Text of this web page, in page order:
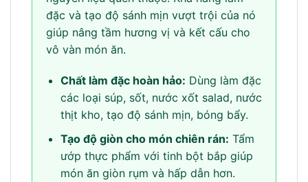
đặc và tạo độ sánh mịn vượt trội của nó
giúp nâng tầm hương vị và kết cấu cho
vô vàn món ăn.
Chất làm đặc hoàn hảo: Dùng làm đặc
các loại súp, sốt, nước xốt salad, nước
thịt kho, tạo độ sánh mịn, bóng bẩy.
Tạo độ giòn cho món chiên rán: Tẩm
ướp thực phẩm với tinh bột bắp giúp
món ăn giòn rụm và hấp dẫn hơn.